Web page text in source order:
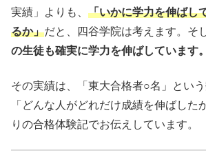
実績」よりも、 「いかに学力を伸ばし
るか」だと、四谷学院は考えます。そ
の生徒も確実に学力を伸ばしています。
その実績は、「東大合格者○名」という
「どんな人がどれだけ成績を伸ばした
りの合格体験記でお伝えしています。